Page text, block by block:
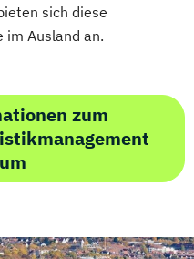
sich diese
im Ausland an.
zum